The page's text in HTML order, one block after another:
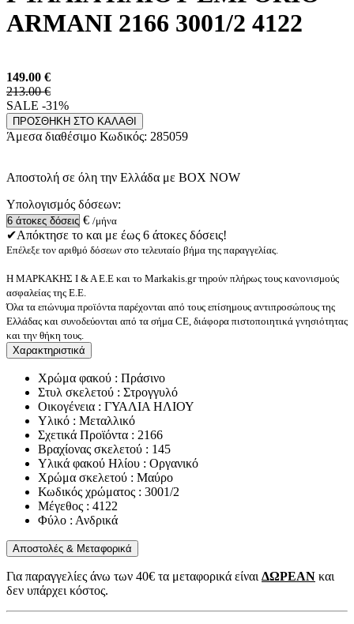
ARMANI 2166 3001/2 4122
149.00 €
213.00 €
SALE -31%
ΠΡΟΣΘΗΚΗ ΣΤΟ ΚΑΛΑΘΙ
Άμεσα διαθέσιμο Κωδικός: 285059
Αποστολή σε όλη την Ελλάδα με BOX NOW
Υπολογισμός δόσεων:
€ /μήνα
✔Απόκτησε το και με έως 6 άτοκες δόσεις!
Επέλεξε τον αριθμό δόσεων στο τελευταίο βήμα της παραγγελίας.
Η ΜΑΡΚΑΚΗΣ Ι & Α Ε.Ε και το Markakis.gr τηρούν πλήρως τους κανονισμούς
ασφαλείας της Ε.Ε.
Όλα τα επώνυμα προϊόντα παρέχονται από τους επίσημους αντιπροσώπους της
Ελλάδας και συνοδεύονται από τα σήμα CE, διάφορα πιστοποιητικά γνησιότητας
και την θήκη τους.
Χαρακτηριστικά
Χρώμα φακού : Πράσινο
Στυλ σκελετού : Στρογγυλό
Οικογένεια : ΓΥΑΛΙΑ ΗΛΙΟΥ
Υλικό : Μεταλλικό
Σχετικά Προϊόντα : 2166
Βραχίονας σκελετού : 145
Υλικά φακού Ηλίου : Οργανικό
Χρώμα σκελετού : Μαύρο
Κωδικός χρώματος : 3001/2
Μέγεθος : 4122
Φύλο : Ανδρικά
Αποστολές & Μεταφορικά
Για παραγγελίες άνω των 40€ τα μεταφορικά είναιΔΩΡΕΑΝ και
δεν υπάρχει κόστος.